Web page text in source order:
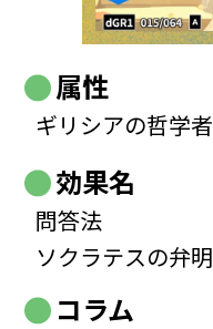
属性
ギリシアの哲学者
効果名
問答法
ソクラテスの弁明
コラム